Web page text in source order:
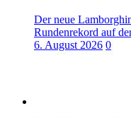
Der neue
Rundenrekord auf
6. August 2026 0